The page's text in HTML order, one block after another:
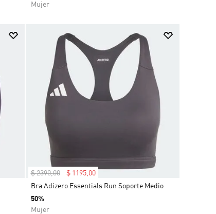
Mujer
$ 2390,00 $ 1195,00
Bra Adizero Essentials Run Soporte Medio
50%
Mujer